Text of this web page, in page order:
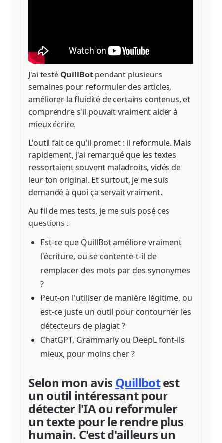
J'ai testé QuillBotpendant plusieurs
semaines pour reformuler des articles,
améliorer la fluidité de certains contenus, et
comprendre s'il pouvait vraiment aider à
mieux écrire.
L'outil fait ce qu'il promet : il reformule. Mais
rapidement, j'ai remarqué que les textes
ressortaient souvent maladroits, vidés de
leur ton original. Et surtout, je me suis
demandé à quoi ça servait vraiment.
Au fil de mes tests, je me suis posé ces
questions :
Est-ce que QuillBot améliore vraiment
l'écriture, ou se contente-t-il de
remplacer des mots par des synonymes
?
Peut-on l'utiliser de manière légitime, ou
est-ce juste un outil pour contourner les
détecteurs de plagiat ?
ChatGPT, Grammarly ou DeepL font-ils
mieux, pour moins cher ?
Selon mon avis Quillbotest
un outil intéressant pour
détecter l'IA ou reformuler
un texte pour le rendre plus
humain. C'est d'ailleurs un